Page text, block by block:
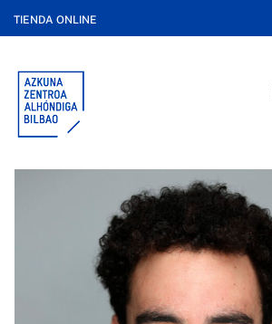
TIENDA ONLINE